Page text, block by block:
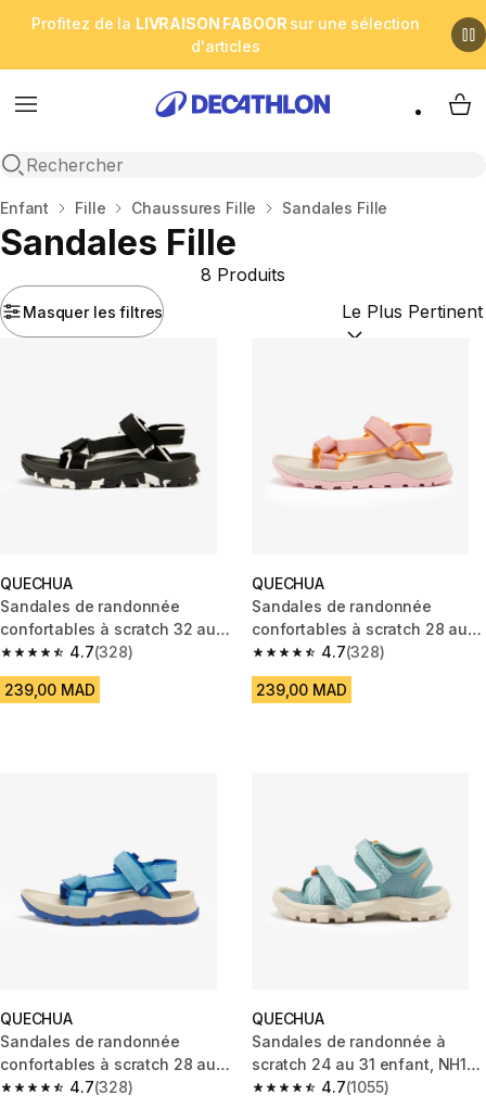
Profitez de la LIVRAISON FABOOR sur une sélection
d'articles
Menu
Open search
My
Accueil
Enfant Fille Chaussures Fille Sandales Fille
Sandales Fille
Masquer les filtres
8 Produits
Trier par :
QUECHUA
Sandales de randonnée
confortables à scratch 32 au
38 enfant, NH500 noir
4.7
4.7 out of 5 stars from 328 reviews
(328)
239,00 MAD
QUECHUA
Sandales de randonnée
confortables à scratch 28 au
38 enfant, NH500 rose
4.7
4.7 out of 5 stars from 328
(328)
239,00 MAD
QUECHUA
Sandales de randonnée
confortables à scratch 28 au
38 enfant, NH500 bleu
4.7
4.7 out of 5 stars from 328 reviews
(328)
QUECHUA
Sandales de randonnée à
scratch 24 au 31 enfant, NH100
bleu
4.7
4.7 out of 5 stars from 1055
(1055)